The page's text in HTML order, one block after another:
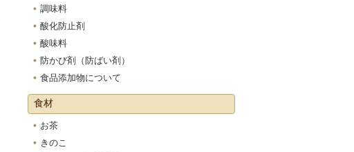
調味料
酸化防止剤
酸味料
防かび剤（防ばい剤）
食品添加物について
食材
お茶
きのこ